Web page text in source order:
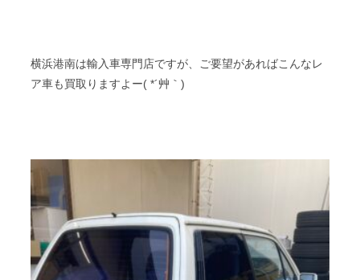
横浜港南は輸入車専門店ですが、ご要望があればこんなレ
ア車も買取りますよー( *´艸｀)